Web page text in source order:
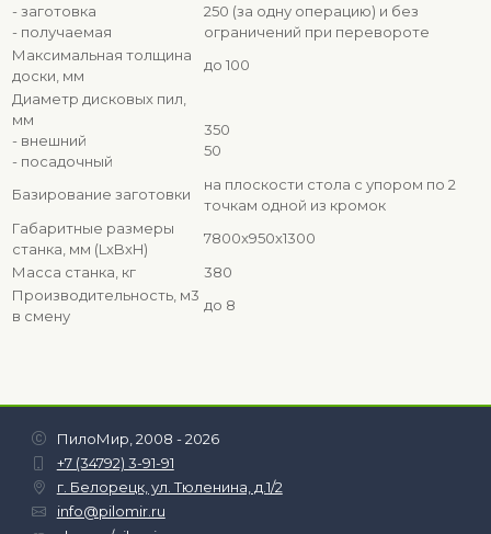
- заготовка
- получаемая
250 (за одну операцию) и без
ограничений при перевороте
Максимальная толщина
доски, мм
до 100
Диаметр дисковых пил,
мм
- внешний
- посадочный
350
50
Базирование заготовки
на плоскости стола с упором по 2
точкам одной из кромок
Габаритные размеры
станка, мм (LxBxH)
7800x950x1300
Масса станка, кг
380
Производительность, м3
в смену
до 8
ПилоМир, 2008 - 2026
+7 (34792) 3-91-91
г. Белорецк, ул. Тюленина, д.1/2
info@pilomir.ru